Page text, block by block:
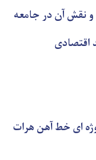
نقش آن در جامعه
اقتصادی
ای خط آهن هرات